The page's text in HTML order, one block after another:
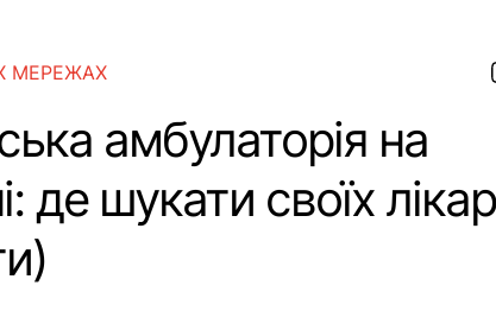
МЕРЕЖАХ
амбулаторія на
де шукати своїх